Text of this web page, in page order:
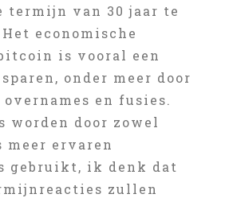
termijn van 30 jaar te
economische
is vooral een
onder meer door
en fusies.
worden door zowel
meer ervaren
gebruikt, ik denk dat
zullen